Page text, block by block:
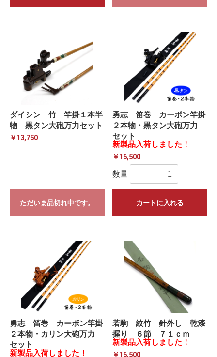
ダイシン 竹 竿掛１本半
物 黒タン大砲万力セット
￥13,750
ただいま品切れ中です。
勇志 笛巻 カーボン竿掛
２本物・黒タン大砲万力
セット
新製品入荷しました！
￥16,500
数量
カートに入れる
勇志 笛巻 カーボン竿掛
２本物・カリン大砲万力
セット
新製品入荷しました！
若駒 紋竹 針外し 乾漆
握り ６節 ７１ｃｍ
新製品入荷しました！
￥16,500